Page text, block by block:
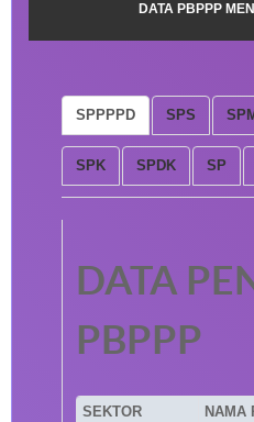
DATA PBPPP
SPPPPD SPS
SPK SPDK SP
DATA
PBPPP
SEKTOR NAMA